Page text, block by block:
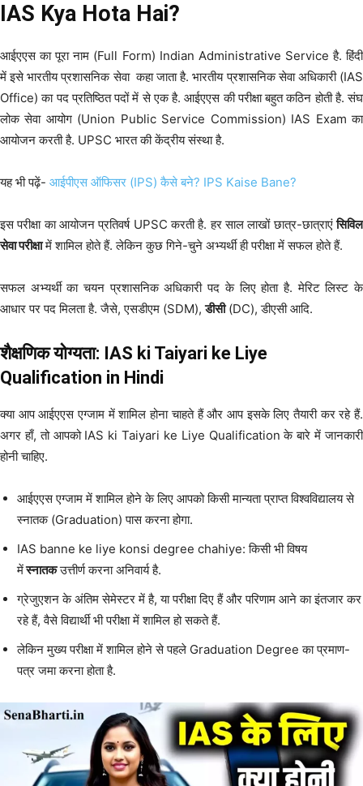
IAS Kya Hota Hai?
आईएएस का पूरा नाम (Full Form) Indian Administrative Service है. हिंदी
में इसे भारतीय प्रशासनिक सेवा कहा जाता है. भारतीय प्रशासनिक सेवा अधिकारी (IAS
Office) का पद प्रतिष्ठित पदों में से एक है. आईएएस की परीक्षा बहुत कठिन होती है. संघ
लोक सेवा आयोग (Union Public Service Commission) IAS Exam का
आयोजन करती है. UPSC भारत की केंद्रीय संस्था है.
यह भी पढ़ें- आईपीएस ऑफिसर (IPS) कैसे बने? IPS Kaise Bane?
इस परीक्षा का आयोजन प्रतिवर्ष UPSC करती है. हर साल लाखों छात्र-छात्राएंसिविल
सेवा परीक्षामें शामिल होते हैं. लेकिन कुछ गिने-चुने अभ्यर्थी ही परीक्षा में सफल होते हैं.
सफल अभ्यर्थी का चयन प्रशासनिक अधिकारी पद के लिए होता है. मेरिट लिस्ट के
आधार पर पद मिलता है. जैसे, एसडीएम (SDM),डीसी(DC), डीएसी आदि.
शैक्षणिक योग्यता: IAS ki Taiyari ke Liye
Qualification in Hindi
क्या आप आईएएस एग्जाम में शामिल होना चाहते हैं और आप इसके लिए तैयारी कर रहे हैं.
अगर हाँ, तो आपको IAS ki Taiyari ke Liye Qualification के बारे में जानकारी
होनी चाहिए.
आईएएस एग्जाम में शामिल होने के लिए आपको किसी मान्यता प्राप्त विश्वविद्यालय से
स्नातक (Graduation) पास करना होगा.
IAS banne ke liye konsi degree chahiye: किसी भी विषय
मेंस्नातकउत्तीर्ण करना अनिवार्य है.
ग्रेजुएशन के अंतिम सेमेस्टर में है, या परीक्षा दिए हैं और परिणाम आने का इंतजार कर
रहे हैं, वैसे विद्यार्थी भी परीक्षा में शामिल हो सकते हैं.
लेकिन मुख्य परीक्षा में शामिल होने से पहले Graduation Degree का प्रमाण-
पत्र जमा करना होता है.